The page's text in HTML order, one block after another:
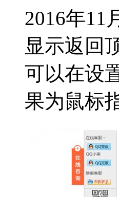
2016年11
显示返回
可以在设
果为鼠标